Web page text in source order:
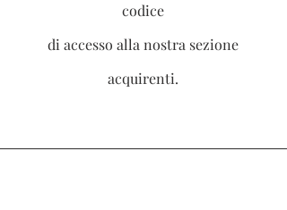
codice
di accesso alla nostra sezione
acquirenti.